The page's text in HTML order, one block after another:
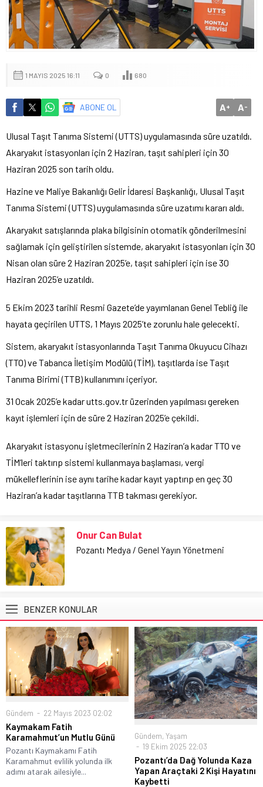
1 MAYIS 2025 16:11 0 680
ABONE OL A+ A-
Ulusal Taşıt Tanıma Sistemi (UTTS) uygulamasında süre uzatıldı.
Akaryakıt istasyonları için 2 Haziran, taşıt sahipleri için 30
Haziran 2025 son tarih oldu.
Hazine ve Maliye Bakanlığı Gelir İdaresi Başkanlığı, Ulusal Taşıt
Tanıma Sistemi (UTTS) uygulamasında süre uzatımı kararı aldı.
Akaryakıt satışlarında plaka bilgisinin otomatik gönderilmesini
sağlamak için geliştirilen sistemde, akaryakıt istasyonları için 30
Nisan olan süre 2 Haziran 2025’e, taşıt sahipleri için ise 30
Haziran 2025’e uzatıldı.
5 Ekim 2023 tarihli Resmi Gazete’de yayımlanan Genel Tebliğ ile
hayata geçirilen UTTS, 1 Mayıs 2025’te zorunlu hale gelecekti.
Sistem, akaryakıt istasyonlarında Taşıt Tanıma Okuyucu Cihazı
(TTO) ve Tabanca İletişim Modülü (TİM), taşıtlarda ise Taşıt
Tanıma Birimi (TTB) kullanımını içeriyor.
31 Ocak 2025’e kadar utts.gov.tr üzerinden yapılması gereken
kayıt işlemleri için de süre 2 Haziran 2025’e çekildi.
Akaryakıt istasyonu işletmecilerinin 2 Haziran’a kadar TTO ve
TİM’leri taktırıp sistemi kullanmaya başlaması, vergi
mükelleflerinin ise aynı tarihe kadar kayıt yaptırıp en geç 30
Haziran’a kadar taşıtlarına TTB takması gerekiyor.
Onur Can Bulat
Pozantı Medya / Genel Yayın Yönetmeni
BENZER KONULAR
Gündem 22 Mayıs 2023 02:02
Kaymakam Fatih
Karamahmut’un Mutlu Günü
Pozantı Kaymakamı Fatih
Karamahmut evlilik yolunda ilk
adımı atarak ailesiyle...
Gündem, Yaşam
19 Ekim 2025 22:03
Pozantı’da Dağ Yolunda Kaza
Yapan Araçtaki 2 Kişi Hayatını
Kaybetti